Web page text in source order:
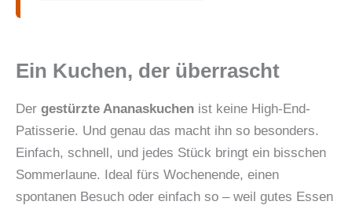
Ein Kuchen, der überrascht
Der gestürzte Ananaskuchen ist keine High-End-
Patisserie. Und genau das macht ihn so besonders.
Einfach, schnell, und jedes Stück bringt ein bisschen
Sommerlaune. Ideal fürs Wochenende, einen
spontanen Besuch oder einfach so – weil gutes Essen